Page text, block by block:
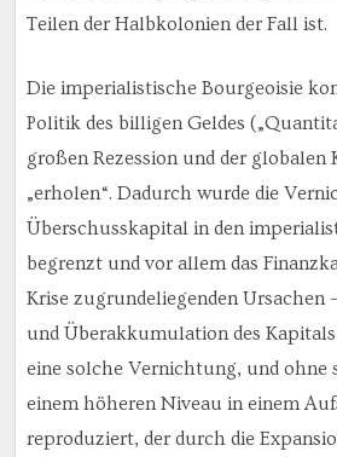
Teilen der Halbkolonien der Fall ist.
Die imperialistische Bourgeoisie
Politik des billigen Geldes
großen Rezession und der globalen
„erholen“. Dadurch wurde die
Überschusskapital in den
begrenzt und vor allem das
Krise zugrundeliegenden Ursachen
und Überakkumulation des
eine solche Vernichtung, und ohne
einem höheren Niveau in einem
reproduziert, der durch die